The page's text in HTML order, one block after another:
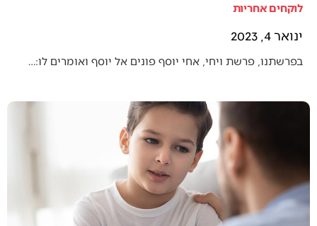
לוקחים אחריות
ינואר 4, 2023
בפרשתנו, פרשת ויחי, אחי יוסף פונים אל יוסף ואומרים לו:…